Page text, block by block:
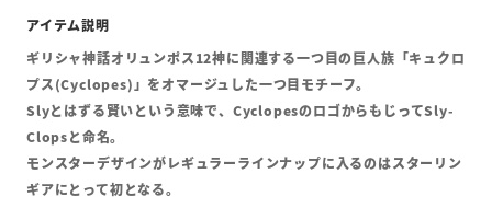
ギリシャ神話オリュンポス12神に関連する一つ目の巨人族「キュクロ
プス(Cyclopes)」をオマージュした一つ目モチーフ。
Slyとはずる賢いという意味で、CyclopesのロゴからもじってSly-
Clopsと命名。
モンスターデザインがレギュラーラインナップに入るのはスターリン
ギアにとって初となる。